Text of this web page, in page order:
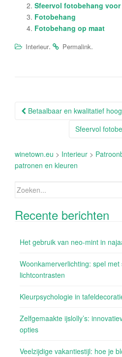
Sfeervol fotobehang voor
Fotobehang
Fotobehang op maat
Interieur. Permalink.
Berichtnavigatie
Betaalbaar en kwalitatief
Sfeervol
winetown.eu > Interieur >
patronen en kleuren
Zoeken
Recente berichten
Het gebruik van neo-mint in
Woonkamerverlichting: spel met
lichtcontrasten
Kleurpsychologie in
Zelfgemaakte ijslolly’s:
opties
Veelzijdige vakantiestijl: hoe je